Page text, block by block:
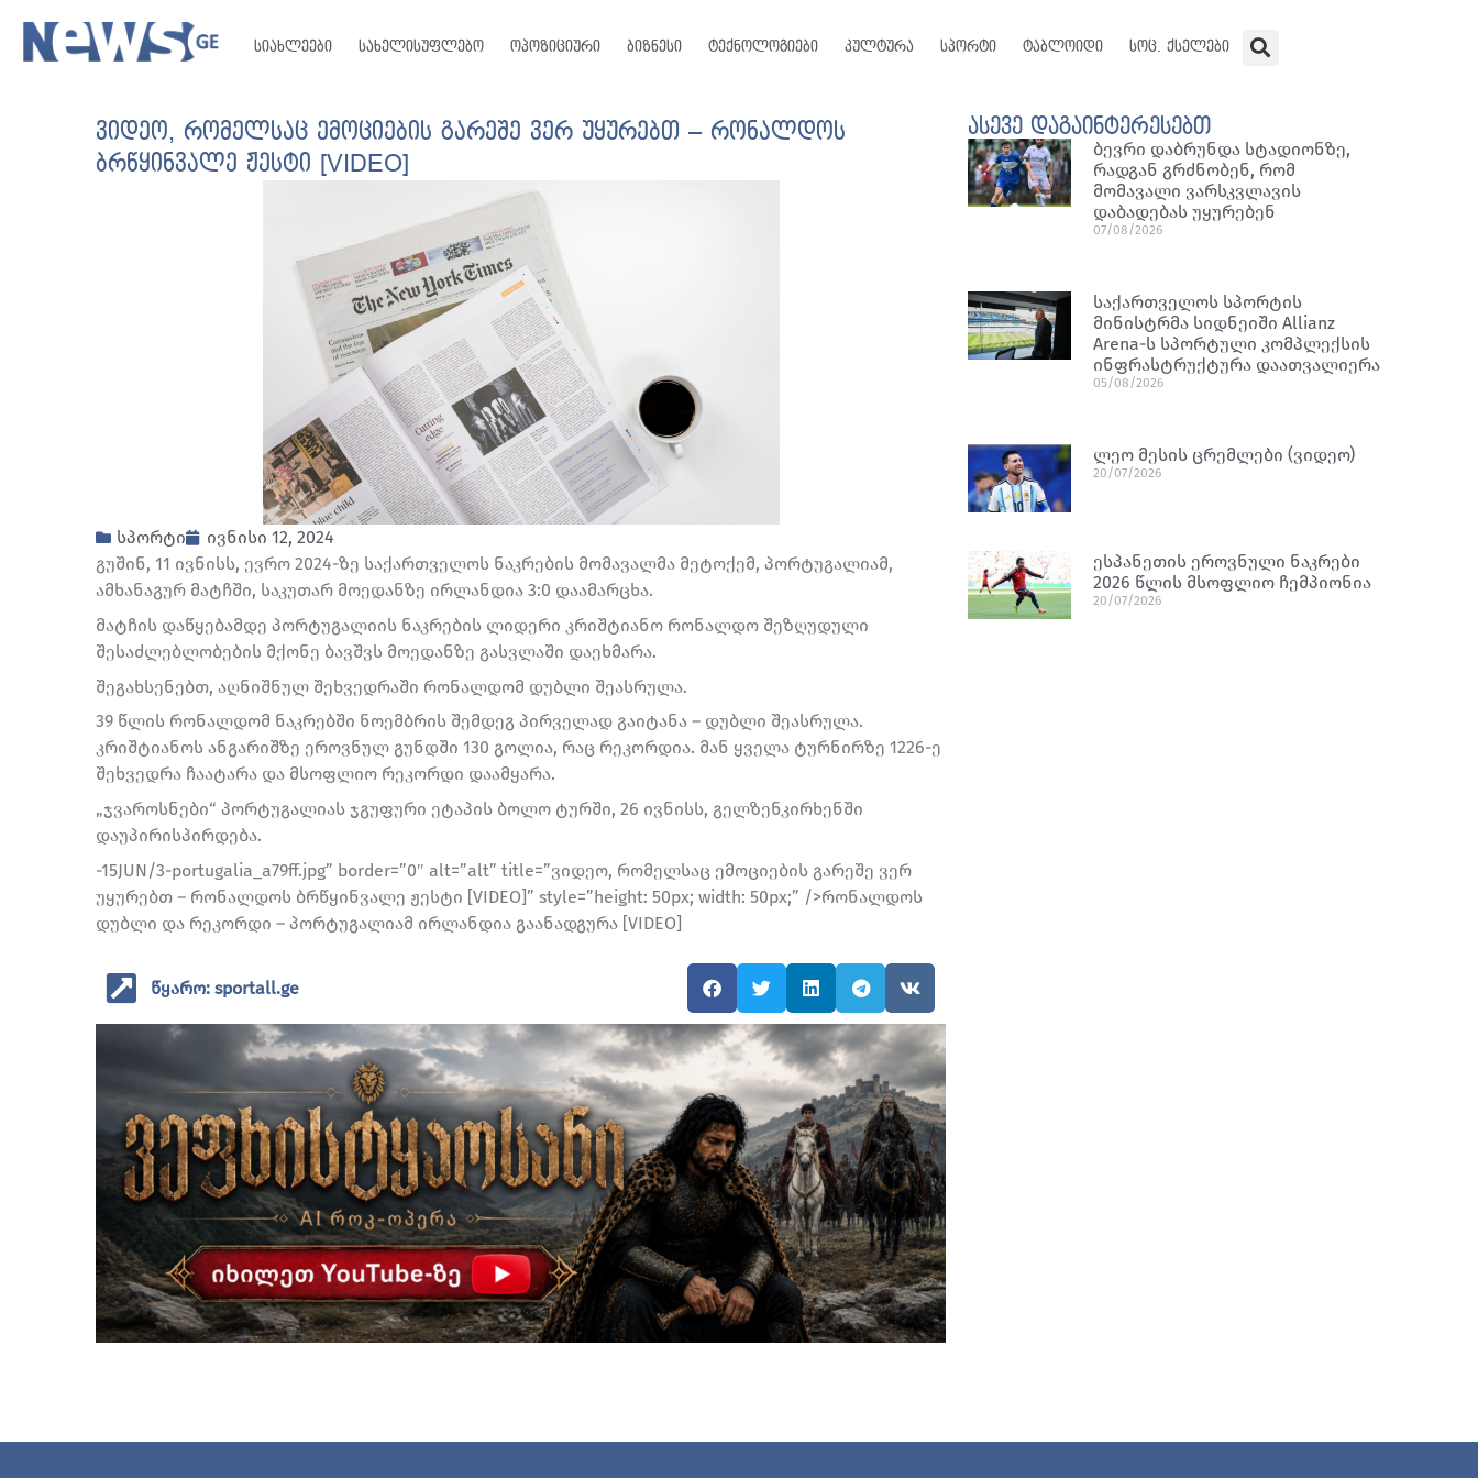
სიახლეები სახელისუფლებო ოპოზიციური ბიზნესი ტექნოლოგიები კულტურა სპორტი ტაბლოიდი სოც. ქსელები
ვიდეო, რომელსაც ემოციების გარეშე ვერ უყურებთ – რონალდოს
ბრწყინვალე ჟესტი [VIDEO]
სპორტი
ივნისი 12, 2024
გუშინ, 11 ივნისს, ევრო 2024-ზე საქართველოს ნაკრების მომავალმა მეტოქემ, პორტუგალიამ,
ამხანაგურ მატჩში, საკუთარ მოედანზე ირლანდია 3:0 დაამარცხა.
მატჩის დაწყებამდე პორტუგალიის ნაკრების ლიდერი კრიშტიანო რონალდო შეზღუდული
შესაძლებლობების მქონე ბავშვს მოედანზე გასვლაში დაეხმარა.
შეგახსენებთ, აღნიშნულ შეხვედრაში რონალდომ დუბლი შეასრულა.
39 წლის რონალდომ ნაკრებში ნოემბრის შემდეგ პირველად გაიტანა – დუბლი შეასრულა.
კრიშტიანოს ანგარიშზე ეროვნულ გუნდში 130 გოლია, რაც რეკორდია. მან ყველა ტურნირზე 1226-ე
შეხვედრა ჩაატარა და მსოფლიო რეკორდი დაამყარა.
„ჯვაროსნები“ პორტუგალიას ჯგუფური ეტაპის ბოლო ტურში, 26 ივნისს, გელზენკირხენში
დაუპირისპირდება.
-15JUN/3-portugalia_a79ff.jpg” border=”0″ alt=”alt” title=”ვიდეო, რომელსაც ემოციების გარეშე ვერ
უყურებთ – რონალდოს ბრწყინვალე ჟესტი [VIDEO]” style=”height: 50px; width: 50px;” />რონალდოს
დუბლი და რეკორდი – პორტუგალიამ ირლანდია გაანადგურა [VIDEO]
წყარო: sportall.ge
ასევე დაგაინტერესებთ
ბევრი დაბრუნდა სტადიონზე,
რადგან გრძნობენ, რომ
მომავალი ვარსკვლავის
დაბადებას უყურებენ
07/08/2026
საქართველოს სპორტის
მინისტრმა სიდნეიში Allianz
Arena-ს სპორტული კომპლექსის
ინფრასტრუქტურა დაათვალიერა
05/08/2026
ლეო მესის ცრემლები (ვიდეო)
20/07/2026
ესპანეთის ეროვნული ნაკრები
2026 წლის მსოფლიო ჩემპიონია
20/07/2026